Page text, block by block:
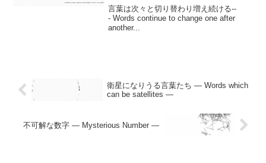
言葉は次々と切り替わり増え続ける--
- Words continue to change one after
another...
衛星になりうる言葉たち — Words which
can be satellites —
不可解な数字 — Mysterious Number —